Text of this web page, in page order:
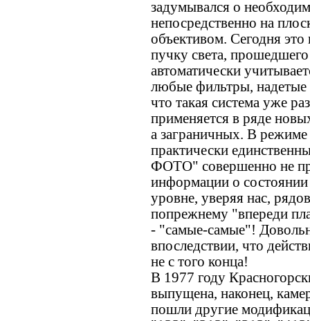
задумывался о
непосредственно на
объективом. Сегодня
пучку света,
автоматически
любые фильтры, надетые
что такая система уже
применяется в ряде
а заграничных. В режиме
практически
ФОТО" совершенно не
информации о
уровне, уверяя нас,
попрежнему "впереди
- "самые-самые"!
впоследствии, что
не с того конца!
В 1977 году
выпущена, наконец,
пошли другие